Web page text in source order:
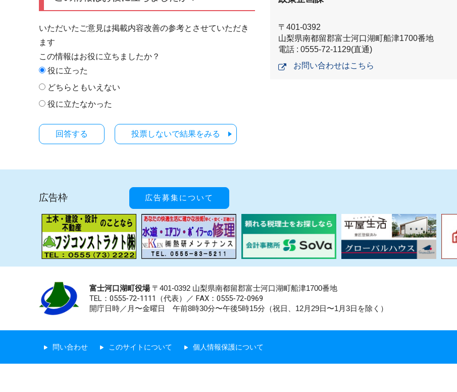
いただいたご意見は掲載内容改善の参考とさせていただき
ます
この情報はお役に立ちましたか？
役に立った
どちらともいえない
役に立たなかった
投票しないで結果をみる
〒401-0392
山梨県南都留郡富士河口湖町船津1700番地
電話 : 0555-72-1129(直通)
お問い合わせはこちら
広告枠 広告募集について
富士河口湖町役場〒401-0392 山梨県南都留郡富士河口湖町船津1700番地
TEL：0555-72-1111 （代表）／ FAX：0555-72-0969
開庁日時／月〜金曜日 午前8時30分〜午後5時15分（祝日、12月29日〜1月3日を除く）
問い合わせ このサイトについて 個人情報保護について